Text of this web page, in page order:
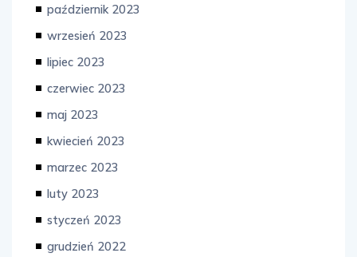
październik 2023
wrzesień 2023
lipiec 2023
czerwiec 2023
maj 2023
kwiecień 2023
marzec 2023
luty 2023
styczeń 2023
grudzień 2022